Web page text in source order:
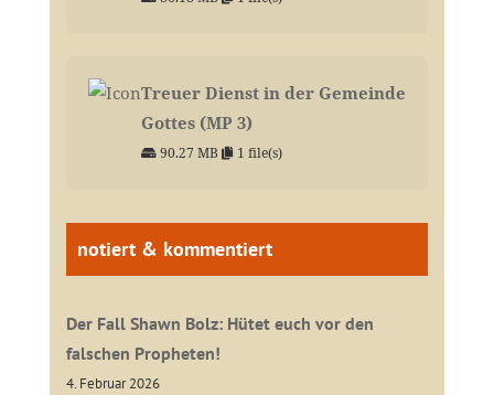
Treuer Dienst in der Gemeinde
Gottes (MP 3)
90.27 MB 1 file(s)
notiert & kommentiert
Der Fall Shawn Bolz: Hütet euch vor den
falschen Propheten!
4. Februar 2026